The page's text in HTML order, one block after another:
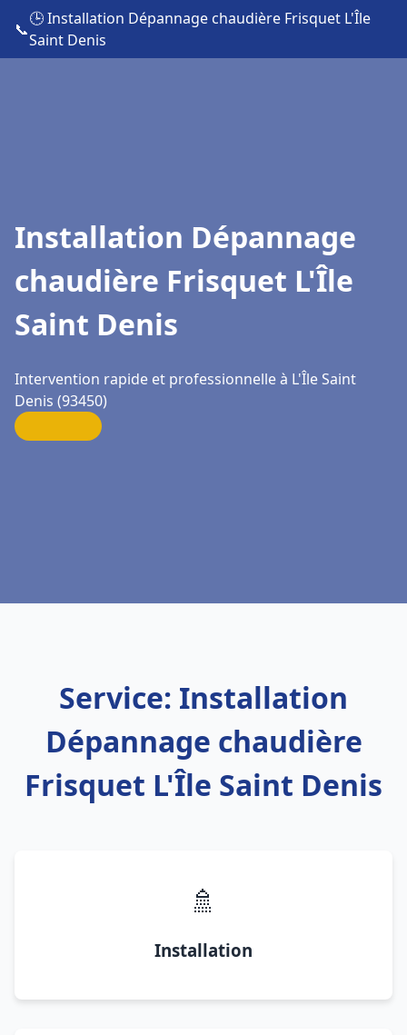
📞
🕒 Installation Dépannage chaudière Frisquet L'Île
Saint Denis
Installation Dépannage
chaudière Frisquet L'Île
Saint Denis
Intervention rapide et professionnelle à L'Île Saint
Denis (93450)
Service: Installation
Dépannage chaudière
Frisquet L'Île Saint Denis
🚿
Installation